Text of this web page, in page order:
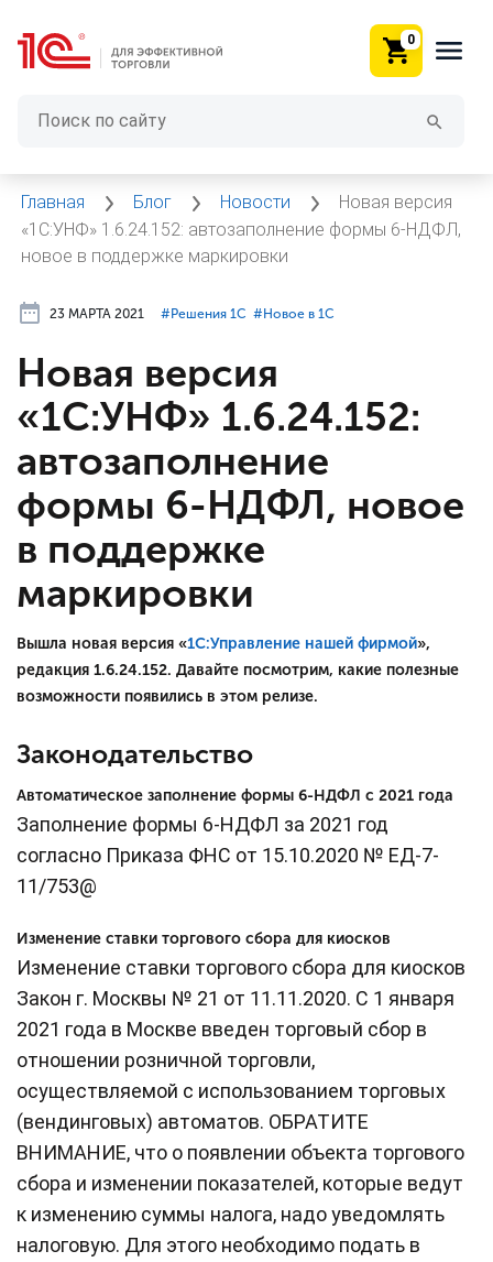
0
Главная Блог Новости
Новая версия
«1С:УНФ» 1.6.24.152: автозаполнение формы 6-НДФЛ,
новое в поддержке маркировки
23 МАРТА 2021 #⁣Решения 1С #⁣Новое в 1С
Новая версия
«1С:УНФ» 1.6.24.152:
автозаполнение
формы 6-НДФЛ, новое
в поддержке
маркировки
Вышла новая версия «1С:Управление нашей фирмой»,
редакция 1.6.24.152. Давайте посмотрим, какие полезные
возможности появились в этом релизе.
Законодательство
Автоматическое заполнение формы 6-НДФЛ с 2021 года
Заполнение формы 6-НДФЛ за 2021 год
согласно Приказа ФНС от 15.10.2020 № ЕД-7-
11/753@
Изменение ставки торгового сбора для киосков
Изменение ставки торгового сбора для киосков
Закон г. Москвы № 21 от 11.11.2020. С 1 января
2021 года в Москве введен торговый сбор в
отношении розничной торговли,
осуществляемой с использованием торговых
(вендинговых) автоматов. ОБРАТИТЕ
ВНИМАНИЕ, что о появлении объекта торгового
сбора и изменении показателей, которые ведут
к изменению суммы налога, надо уведомлять
налоговую. Для этого необходимо подать в